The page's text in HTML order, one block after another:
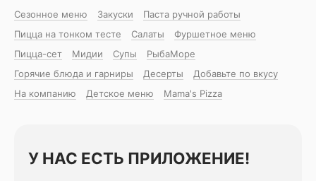
Сезонное меню Закуски
Паста ручной работы
Пицца на тонком тесте
Салаты
Фуршетное меню
Пицца-сет
Мидии Супы
РыбаМоре
Горячие блюда и гарниры
Десерты
Добавьте по вкусу
На компанию
Детское меню Mama's Pizza
У НАС ЕСТЬ ПРИЛОЖЕНИЕ!